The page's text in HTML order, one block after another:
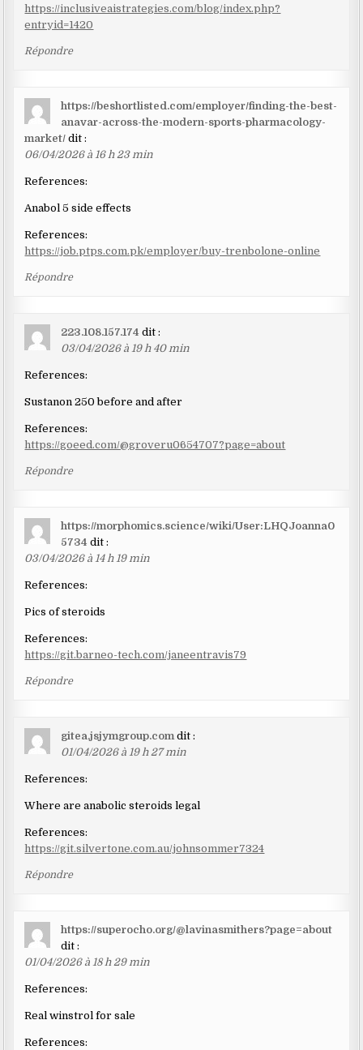
https://inclusiveaistrategies.com/blog/index.php?
entryid=1420
Répondre
https://beshortlisted.com/employer/finding-the-best-
anavar-across-the-modern-sports-pharmacology-
market/ dit :
06/04/2026 à 16 h 23 min
References:
Anabol 5 side effects
References:
https://job.ptps.com.pk/employer/buy-trenbolone-online
Répondre
223.108.157.174 dit :
03/04/2026 à 19 h 40 min
References:
Sustanon 250 before and after
References:
https://goeed.com/@groveru0654707?page=about
Répondre
https://morphomics.science/wiki/User:LHQJoanna0
5734 dit :
03/04/2026 à 14 h 19 min
References:
Pics of steroids
References:
https://git.barneo-tech.com/janeentravis79
Répondre
gitea.jsjymgroup.com dit :
01/04/2026 à 19 h 27 min
References:
Where are anabolic steroids legal
References:
https://git.silvertone.com.au/johnsommer7324
Répondre
https://superocho.org/@lavinasmithers?page=about
dit :
01/04/2026 à 18 h 29 min
References:
Real winstrol for sale
References: